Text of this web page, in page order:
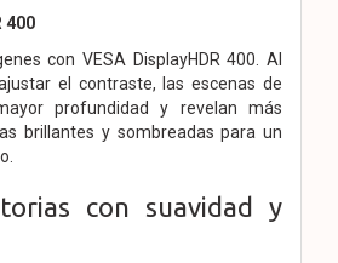
400
con VESA DisplayHDR 400. Al
el contraste, las escenas de
profundidad y revelan más
brillantes y sombreadas para un
con suavidad y